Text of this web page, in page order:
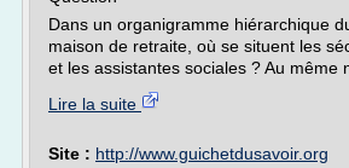
Dans un organigramme hiérarchique
maison de retraite, où se situent les
et les assistantes sociales ? Au même
Lire la suite
Site : http://www.guichetdusavoir.org